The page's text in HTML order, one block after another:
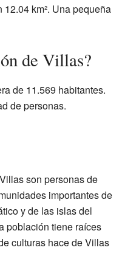
km². Una pequeña
de Villas?
de 11.569 habitantes.
de personas.
son personas de
importantes de
y de las islas del
población tiene raíces
culturas hace de Villas